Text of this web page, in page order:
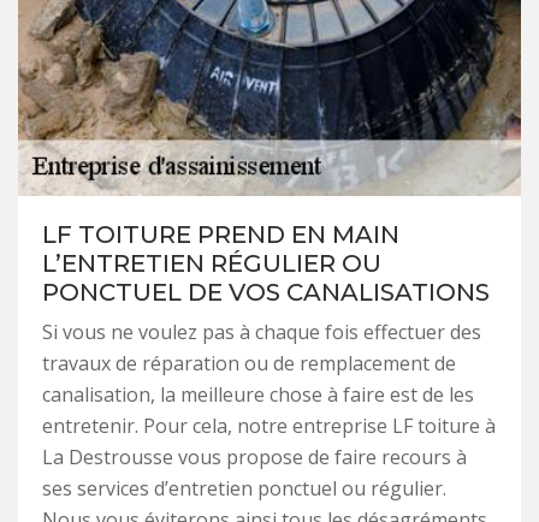
LF TOITURE PREND EN MAIN
L’ENTRETIEN RÉGULIER OU
PONCTUEL DE VOS CANALISATIONS
Si vous ne voulez pas à chaque fois effectuer des
travaux de réparation ou de remplacement de
canalisation, la meilleure chose à faire est de les
entretenir. Pour cela, notre entreprise LF toiture à
La Destrousse vous propose de faire recours à
ses services d’entretien ponctuel ou régulier.